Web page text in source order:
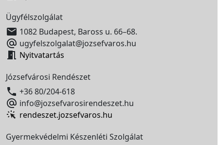
Ügyfélszolgálat
 1082 Budapest, Baross u. 66–68.
 ugyfelszolgalat@jozsefvaros.hu
 Nyitvatartás
Józsefvárosi Rendészet
 +36 80/204-618
 info@jozsefvarosirendeszet.hu
rendeszet.jozsefvaros.hu
Gyermekvédelmi Készenléti Szolgálat